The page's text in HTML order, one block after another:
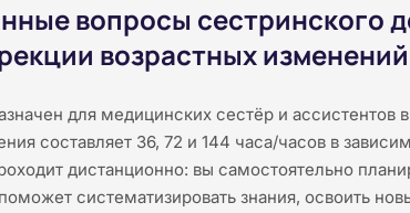
вопросы сестринского
возрастных
для медицинских сестёр и ассистентов
составляет 36, 72 и 144 часа/часов в
дистанционно: вы самостоятельно
систематизировать знания, освоить